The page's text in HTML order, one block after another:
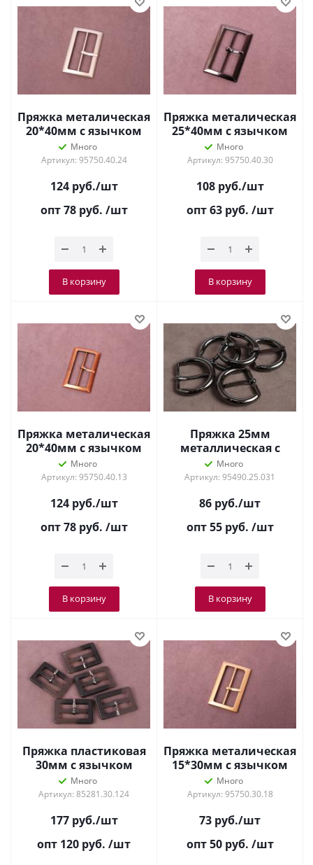
Пряжка металическая
20*40мм с язычком
Матовое Серебро
Много
Артикул: 95750.40.24
124руб./шт
опт 78 руб. /шт
В корзину
Пряжка металическая
25*40мм с язычком
Никель
Много
Артикул: 95750.40.30
108руб./шт
опт 63 руб. /шт
В корзину
Пряжка металическая
20*40мм с язычком
Медный
Много
Артикул: 95750.40.13
124руб./шт
опт 78 руб. /шт
В корзину
Пряжка 25мм
металлическая с
язычком Т.Никель
Много
Артикул: 95490.25.031
86 руб./шт
опт 55 руб. /шт
В корзину
Пряжка пластиковая
30мм с язычком
Черный
Много
Артикул: 85281.30.124
177руб./шт
опт 120 руб. /шт
Пряжка металическая
15*30мм с язычком
Матовое Золото
Много
Артикул: 95750.30.18
73 руб./шт
опт 50 руб. /шт